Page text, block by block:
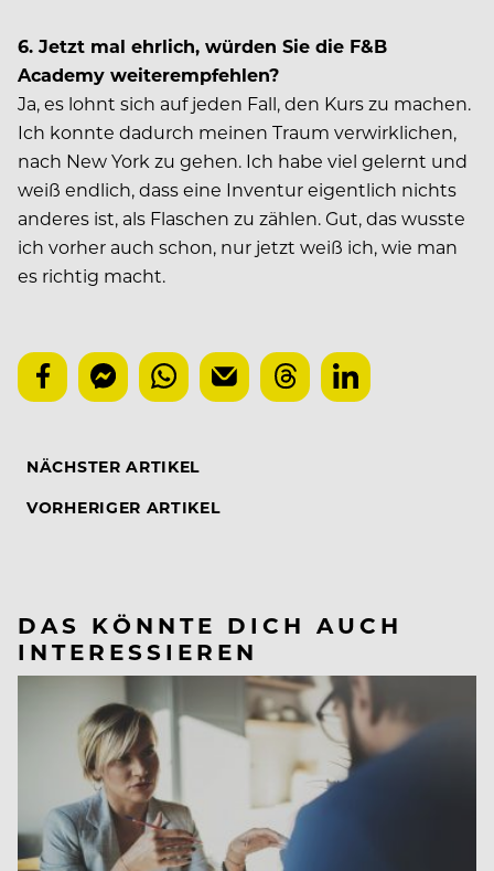
6. Jetzt mal ehrlich, würden Sie die F&B
Academy weiterempfehlen?
Ja, es lohnt sich auf jeden Fall, den Kurs zu machen.
Ich konnte dadurch meinen Traum verwirklichen,
nach New York zu gehen. Ich habe viel gelernt und
weiß endlich, dass eine Inventur eigentlich nichts
anderes ist, als Flaschen zu zählen. Gut, das wusste
ich vorher auch schon, nur jetzt weiß ich, wie man
es richtig macht.
NÄCHSTER ARTIKEL
VORHERIGER ARTIKEL
DAS KÖNNTE DICH AUCH
INTERESSIEREN